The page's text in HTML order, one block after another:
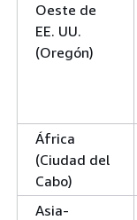
Oeste de
EE. UU.
(Oregón)
África
(Ciudad del
Cabo)
Asia-